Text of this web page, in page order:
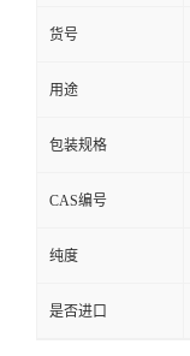
货号
用途
包装规格
CAS编号
纯度
是否进口